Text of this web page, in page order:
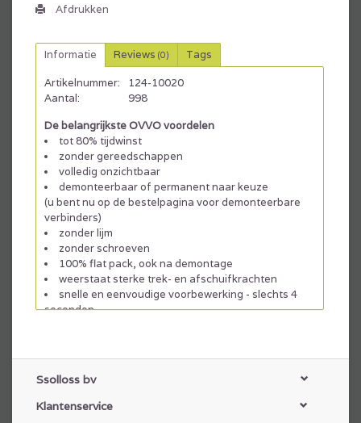
Afdrukken
Informatie Reviews (0) Tags
Artikelnummer:
124-10020
Aantal:
998
De belangrijkste OVVO voordelen
tot 80% tijdwinst
zonder gereedschappen
volledig onzichtbaar
demonteerbaar of permanent naar keuze
(u bent nu op de bestelpagina voor demonteerbare
verbinders)
zonder lijm
zonder schroeven
100% flat pack, ook na demontage
weerstaat sterke trek- en afschuifkrachten
snelle en eenvoudige voorbewerking - slechts 4
seconden
Full technical instructions, dimensions, shear and
tensile recommendations
Ssolloss bv
Klantenservice